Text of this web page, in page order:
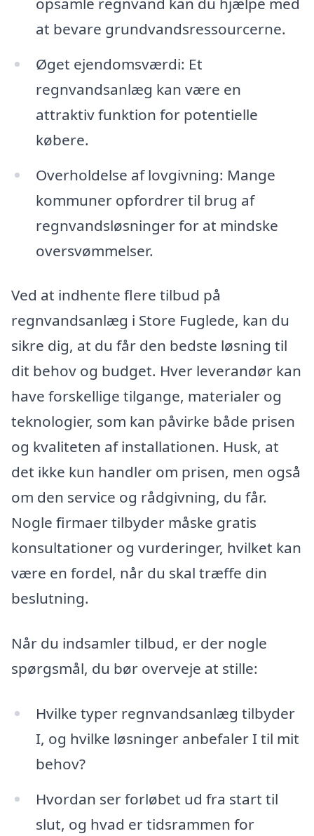
at bevare grundvandsressourcerne.
Øget ejendomsværdi: Et
regnvandsanlæg kan være en
attraktiv funktion for potentielle
købere.
Overholdelse af lovgivning: Mange
kommuner opfordrer til brug af
regnvandsløsninger for at mindske
oversvømmelser.
Ved at indhente flere tilbud på
regnvandsanlæg i Store Fuglede, kan du
sikre dig, at du får den bedste løsning til
dit behov og budget. Hver leverandør kan
have forskellige tilgange, materialer og
teknologier, som kan påvirke både prisen
og kvaliteten af installationen. Husk, at
det ikke kun handler om prisen, men også
om den service og rådgivning, du får.
Nogle firmaer tilbyder måske gratis
konsultationer og vurderinger, hvilket kan
være en fordel, når du skal træffe din
beslutning.
Når du indsamler tilbud, er der nogle
spørgsmål, du bør overveje at stille:
Hvilke typer regnvandsanlæg tilbyder
I, og hvilke løsninger anbefaler I til mit
behov?
Hvordan ser forløbet ud fra start til
slut, og hvad er tidsrammen for